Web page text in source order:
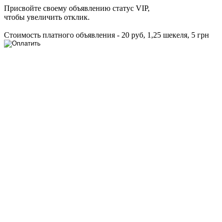
Присвойте своему объявлению статус VIP,
чтобы увеличить отклик.
Стоимость платного объявления - 20 руб, 1,25 шекеля, 5 грн